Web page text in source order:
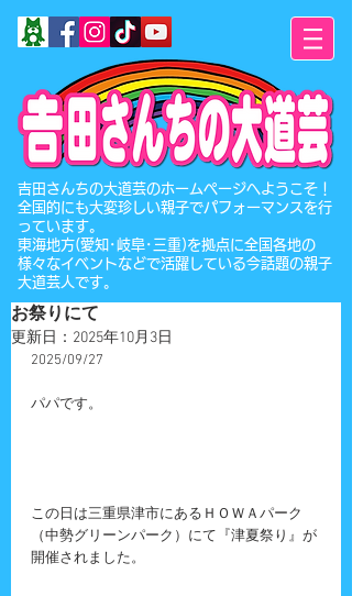
​吉田さんちの大道芸のホームページへようこそ！
全国的にも大変珍しい親子でパフォーマンスを行
っています。
東海地方(愛知･岐阜･三重)を拠点に全国各地の
様々なイベントなどで活躍している今話題の親子
大道芸人です。
お祭りにて
更新日： 2025年10月3日
2025/09/27
パパです。
この日は三重県津市にあるＨＯＷＡパーク
（中勢グリーンパーク）にて『津夏祭り』が
開催されました。